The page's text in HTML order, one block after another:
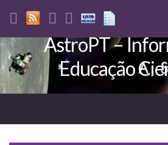
Search for:
AstroPT –
Educação